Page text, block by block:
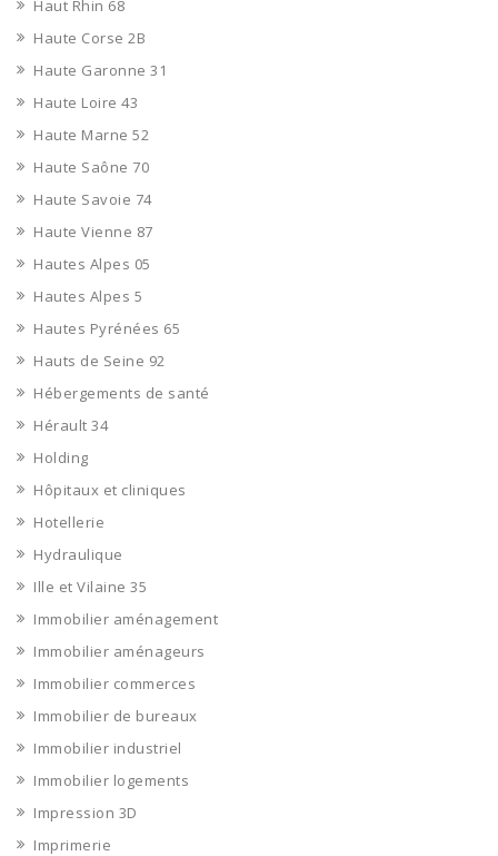
Haut Rhin 68
Haute Corse 2B
Haute Garonne 31
Haute Loire 43
Haute Marne 52
Haute Saône 70
Haute Savoie 74
Haute Vienne 87
Hautes Alpes 05
Hautes Alpes 5
Hautes Pyrénées 65
Hauts de Seine 92
Hébergements de santé
Hérault 34
Holding
Hôpitaux et cliniques
Hotellerie
Hydraulique
Ille et Vilaine 35
Immobilier aménagement
Immobilier aménageurs
Immobilier commerces
Immobilier de bureaux
Immobilier industriel
Immobilier logements
Impression 3D
Imprimerie